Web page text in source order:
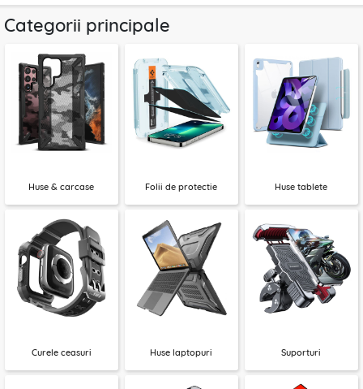
Categorii principale
Huse & carcase Folii de protectie Huse tablete
Curele ceasuri Huse laptopuri Suporturi